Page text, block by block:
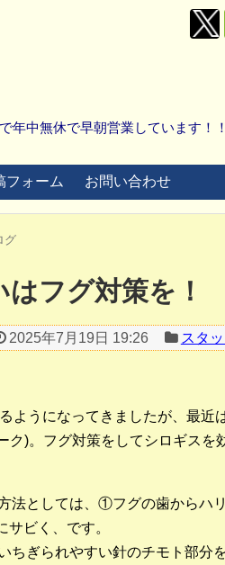
年中無休で早朝営業しています！
フォーム お問い合わせ
グ
フグ対策を！
2025年7月19日 19:26 スタ
ようになってきましたが、最近
ク)。フグ対策をしてシロギスを
法としては、①フグの歯からハ
ビく、です。
ちぎられやすい針のチモト部分